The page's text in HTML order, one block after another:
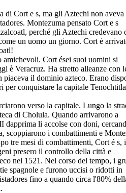
di Cort e s, ma gli Aztechi non aveva
Montezuma pensato Cort e s
perché gli Aztechi credevano
un uomo un giorno. Cort é
Cort ései suoi uomini si
è Veracruz. Ha stretto alleanze con
il dominio azteco. Erano
per conquistare la capitale
verso la capitale. Lungo la
di Cholula. Quando arrivarono a
dapprima li accolse con doni,
scoppiarono i combattimenti e
tre mesi di combattimenti, Cort é s,
presero il controllo della città e
nel 1521. Nel corso del tempo, i
spagnole e furono uccisi o ridotti in
fino a quando circa l'80%